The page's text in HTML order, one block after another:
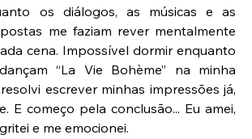
os diálogos, as músicas e as
me faziam rever mentalmente
cena. Impossível dormir enquanto
“La Vie Bohème” na minha
escrever minhas impressões já,
E começo pela conclusão... Eu amei,
e me emocionei.